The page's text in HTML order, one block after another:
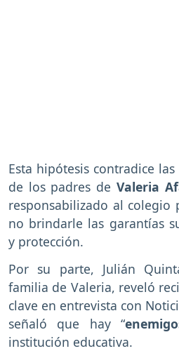
Esta hipótesis contradice
de los padres de Valeria
responsabilizado al colegio
no brindarle las garantías
y protección.
Por su parte, Julián
familia de Valeria, reveló
clave en entrevista con
señaló que hay “
institución educativa.